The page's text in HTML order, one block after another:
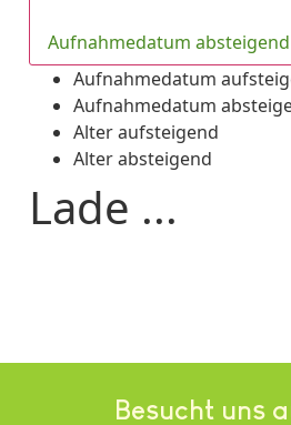
Aufnahmedatum absteigend
Aufnahmedatum
Aufnahmedatum
Alter aufsteigend
Alter absteigend
Lade ...
Besucht uns